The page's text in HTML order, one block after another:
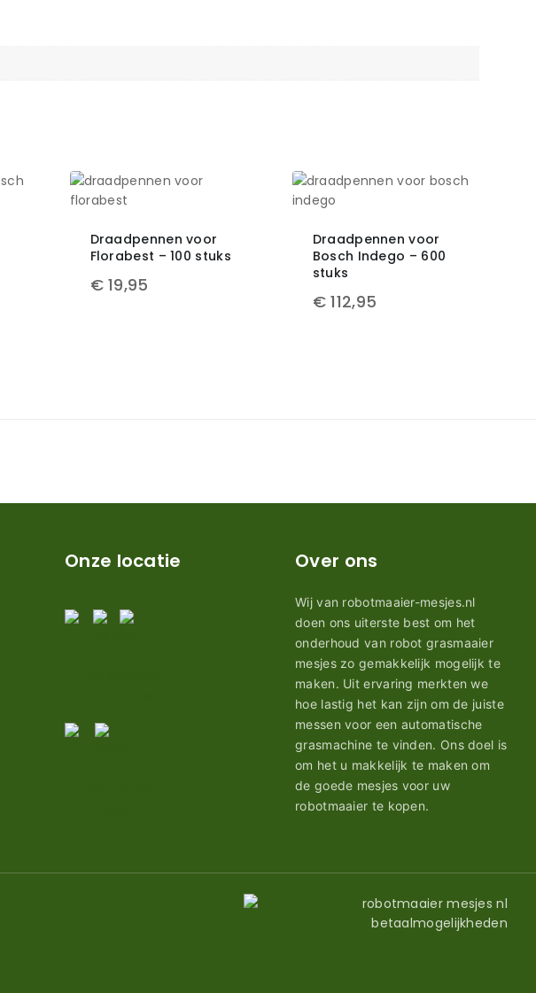
Draadpennen voor
Florabest – 100 stuks
€19,95
Draadpennen voor
Bosch Indego – 600
stuks
€ 112,95
Onze locatie Over ons
Wij van robotmaaier-mesjes.nl
doen ons uiterste best om het
onderhoud van robot grasmaaier
mesjes zo gemakkelijk mogelijk te
maken. Uit ervaring merkten we
hoe lastig het kan zijn om de juiste
messen voor een automatische
grasmachine te vinden. Ons doel is
om het u makkelijk te maken om
de goede mesjes voor uw
robotmaaier te kopen.